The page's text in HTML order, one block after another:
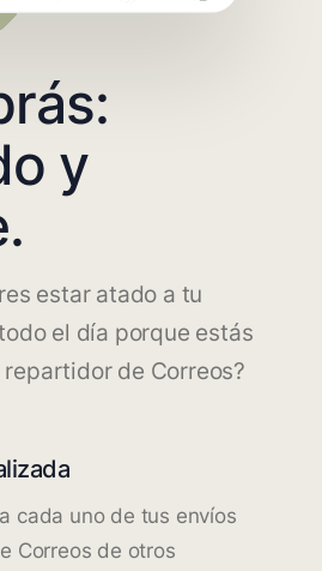
y
estar atado a tu
el día porque estás
de Correos?
cada uno de tus envíos
Correos de otros